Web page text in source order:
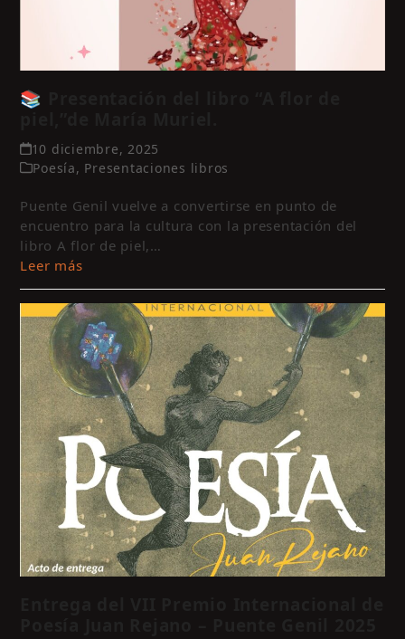
📚 Presentación del libro “A flor de
10 diciembre, 2025
Poesía, Presentaciones libros
Puente Genil vuelve a convertirse en punto de
encuentro para la cultura con la presentación del
libro A flor de piel,…
Leer más